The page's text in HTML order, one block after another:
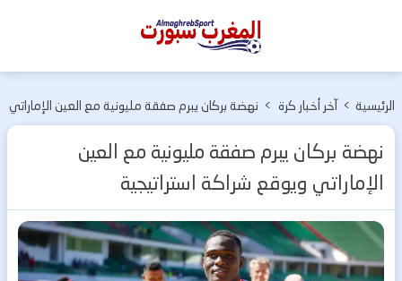
المغرب
الرئيسية > آخر أخبار كرة > نهضة بركان يبرم صفقة مليونية مع العين الإماراتي
نهضة بركان يبرم صفقة مليونية مع العين
الإماراتي ويوقع شراكة استراتيجية